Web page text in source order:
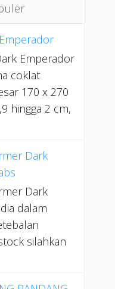
Emperador
coklat
170 x 270
hingga 2 cm,
Dark
Dark
dalam
silahkan